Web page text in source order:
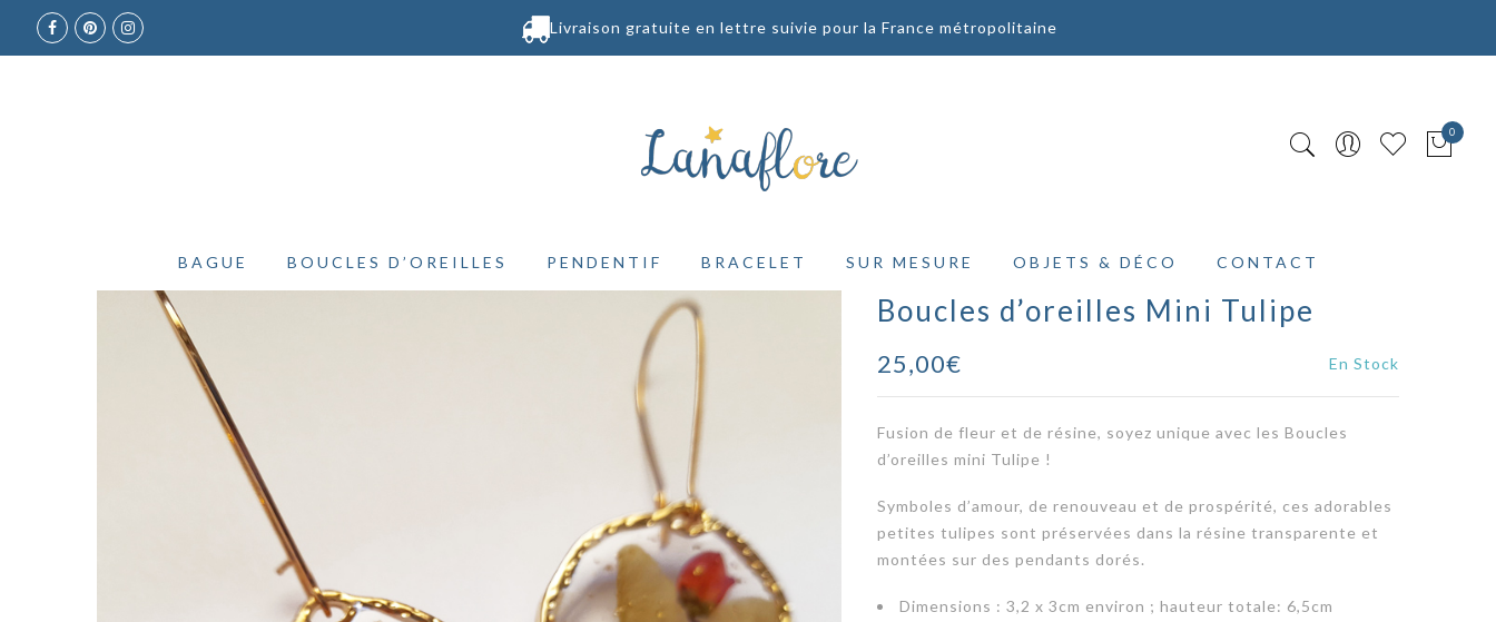
Livraison gratuite en lettre suivie pour la France métropolitaine
0
BAGUE BOUCLES D’OREILLES PENDENTIF BRACELET SUR MESURE OBJETS & DÉCO CONTACT
Boucles d’oreilles Mini Tulipe
25,00€ En Stock
Fusion de fleur et de résine, soyez unique avec les Boucles
d’oreilles mini Tulipe !
Symboles d’amour, de renouveau et de prospérité, ces adorables
petites tulipes sont préservées dans la résine transparente et
montées sur des pendants dorés.
Dimensions : 3,2 x 3cm environ ; hauteur totale: 6,5cm